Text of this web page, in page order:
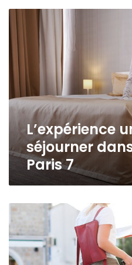
L’expérience
séjourner
dans
hôtel
à
Paris
L’expérience
séjourner
Paris 7
Quelle
valise
choisir
pour
votre